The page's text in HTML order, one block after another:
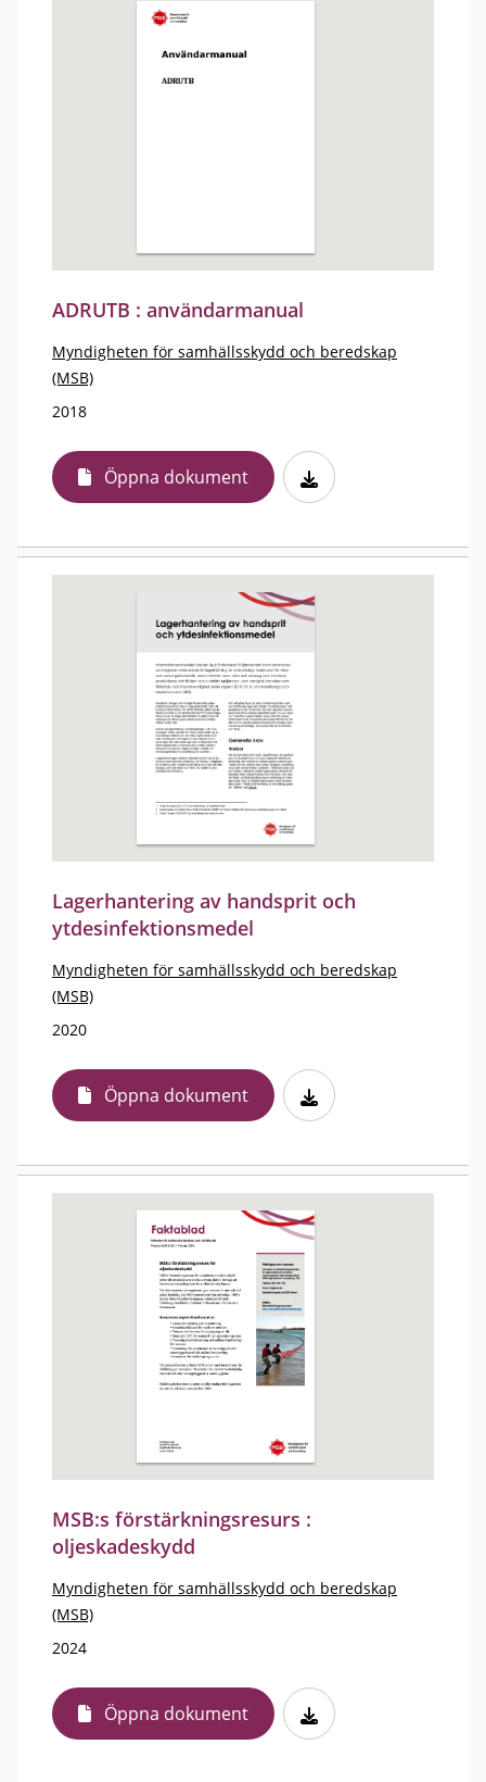
ADRUTB : användarmanual
Myndigheten för samhällsskydd och beredskap
(MSB)
2018
Öppna dokument
Lagerhantering av handsprit och
ytdesinfektionsmedel
Myndigheten för samhällsskydd och beredskap
(MSB)
2020
Öppna dokument
MSB:s förstärkningsresurs :
oljeskadeskydd
Myndigheten för samhällsskydd och beredskap
(MSB)
2024
Öppna dokument